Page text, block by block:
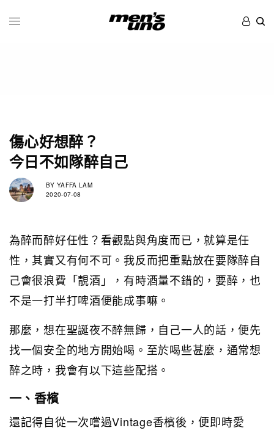
傷心好想醉？
今日不如隊醉自己
BY YAFFA LAM
2020-07-08
為醉而醉好任性？看觀點與角度而已，就算是任
性，其實又有何不可。我反而把重點放在要隊醉自
己會很浪費「靚酒」，有時酒量不錯的，要醉，也
不是一打半打啤酒便能成事嘛。
那麼，想在聖誕夜不醉無歸，自己一人的話，便先
找一個安全的地方開始喝。至於喝些甚麼，通常想
醉之時，我會有以下這些配搭。
一、香檳
還記得自從一次嚐過Vintage香檳後，便即時愛